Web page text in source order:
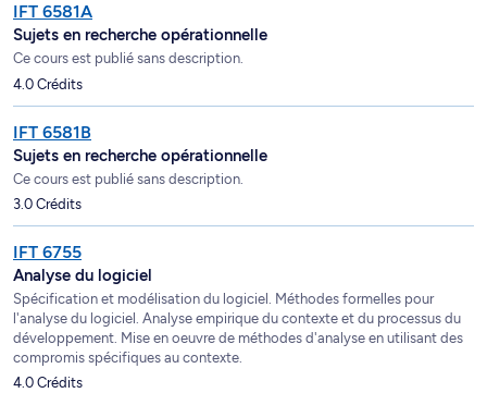
IFT 6581A
Sujets en recherche opérationnelle
Ce cours est publié sans description.
4.0 Crédits
IFT 6581B
Sujets en recherche opérationnelle
Ce cours est publié sans description.
3.0 Crédits
IFT 6755
Analyse du logiciel
Spécification et modélisation du logiciel. Méthodes formelles pour
l'analyse du logiciel. Analyse empirique du contexte et du processus du
développement. Mise en oeuvre de méthodes d'analyse en utilisant des
compromis spécifiques au contexte.
4.0 Crédits